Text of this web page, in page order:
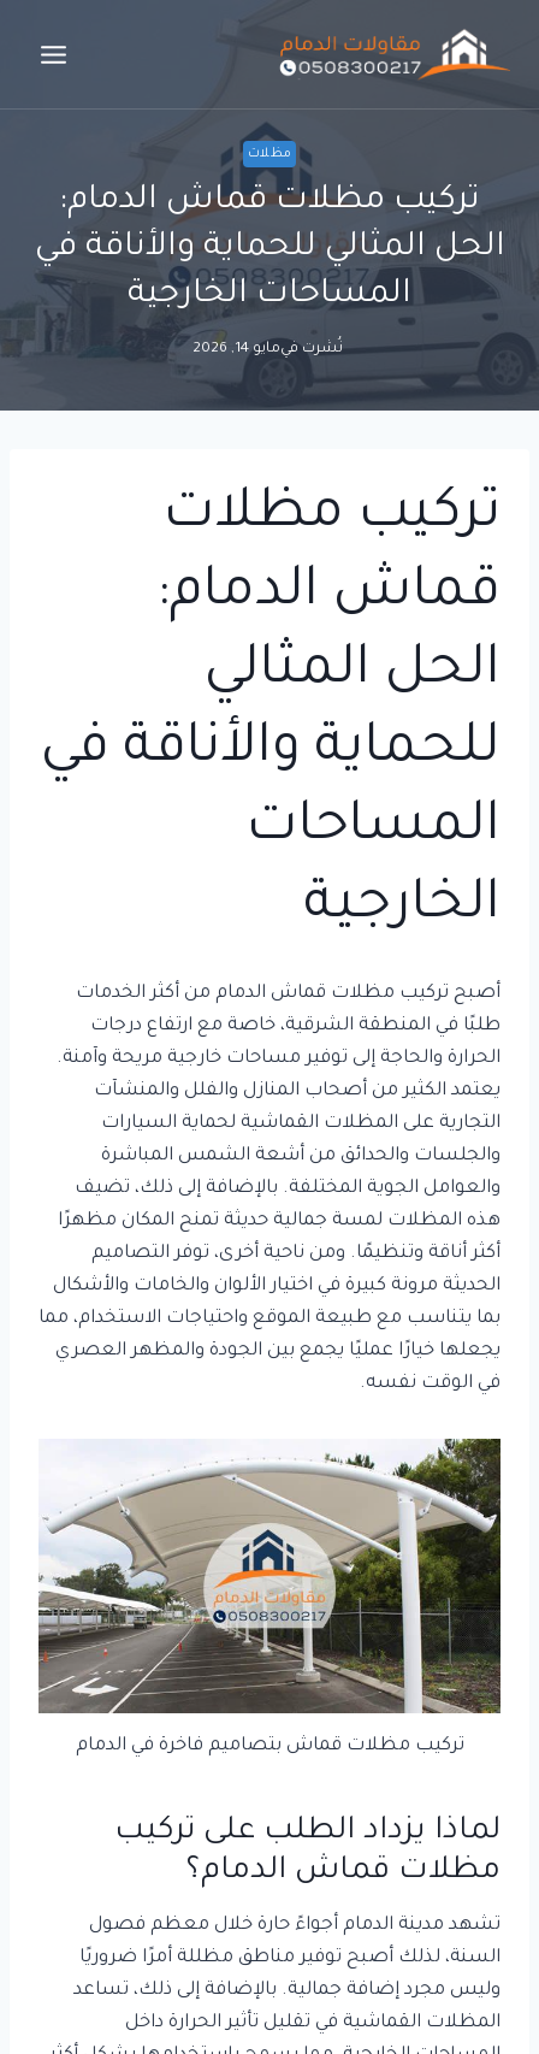
مظلات
تركيب مظلات قماش الدمام:
الحل المثالي للحماية والأناقة في
المساحات الخارجية
نُشرت فيمايو 14, 2026
تركيب مظلات
قماش الدمام:
الحل المثالي
للحماية والأناقة في
المساحات
الخارجية
أصبح تركيب مظلات قماش الدمام من أكثر الخدمات
طلبًا في المنطقة الشرقية، خاصة مع ارتفاع درجات
الحرارة والحاجة إلى توفير مساحات خارجية مريحة وآمنة.
يعتمد الكثير من أصحاب المنازل والفلل والمنشآت
التجارية على المظلات القماشية لحماية السيارات
والجلسات والحدائق من أشعة الشمس المباشرة
والعوامل الجوية المختلفة. بالإضافة إلى ذلك، تضيف
هذه المظلات لمسة جمالية حديثة تمنح المكان مظهرًا
أكثر أناقة وتنظيمًا. ومن ناحية أخرى، توفر التصاميم
الحديثة مرونة كبيرة في اختيار الألوان والخامات والأشكال
بما يتناسب مع طبيعة الموقع واحتياجات الاستخدام، مما
يجعلها خيارًا عمليًا يجمع بين الجودة والمظهر العصري
في الوقت نفسه.
تركيب مظلات قماش بتصاميم فاخرة في الدمام
لماذا يزداد الطلب على تركيب
مظلات قماش الدمام؟
تشهد مدينة الدمام أجواءً حارة خلال معظم فصول
السنة، لذلك أصبح توفير مناطق مظللة أمرًا ضروريًا
وليس مجرد إضافة جمالية. بالإضافة إلى ذلك، تساعد
المظلات القماشية في تقليل تأثير الحرارة داخل